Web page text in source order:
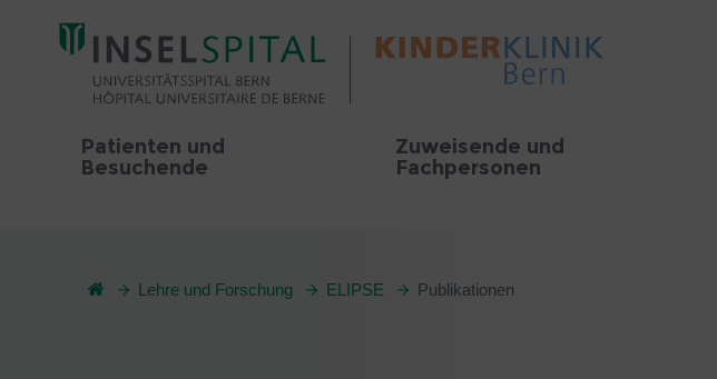
Patienten und
Besuchende
Zuweisende und
Fachpersonen
Lehre und Forschung ELIPSE Publikationen